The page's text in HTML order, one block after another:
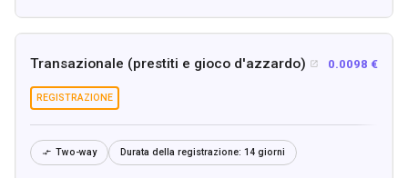
Transazionale (prestiti e gioco d'azzardo)  0.0098 €
REGISTRAZIONE
 Two-way Durata della registrazione: 14 giorni